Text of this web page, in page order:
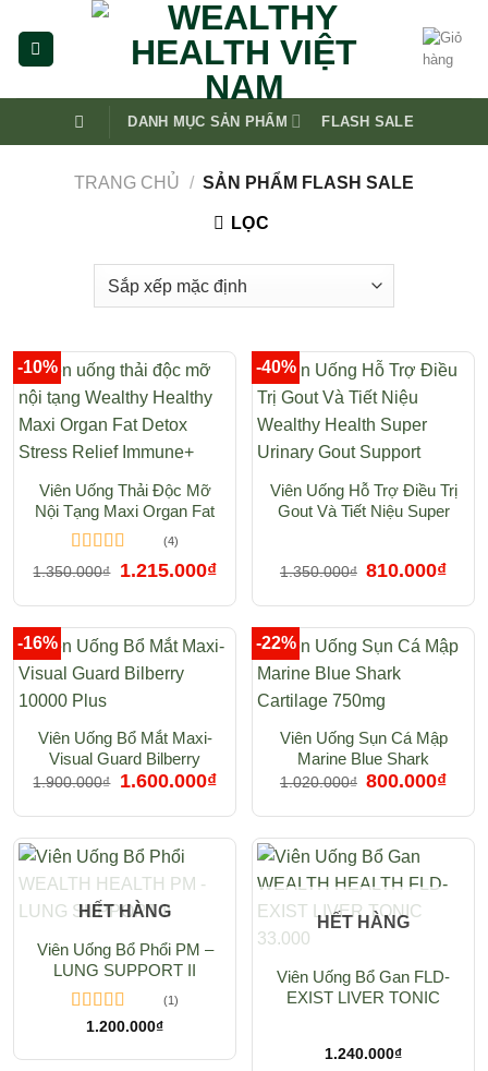
content
DANH MỤC SẢN PHẨM FLASH SALE
TRANG CHỦ / SẢN PHẨM FLASH SALE
LỌC
-10%
Viên Uống Thải Độc Mỡ
Nội Tạng Maxi Organ Fat
Detox
Được xếp
sao
(4)
1.350.000₫
Giá
gốc
1.350.000₫.
1.215.000₫Giá
hiện
là:
-40%
Viên Uống Hỗ Trợ Điều Trị
Gout Và Tiết Niệu Super
1.350.000₫
Giá
gốc
1.350.000₫.
810.000₫Giá
hiện
là:
-16%
Viên Uống Bổ Mắt Maxi-
Visual Guard Bilberry
10000 Plus – Hộp 60 Viên
1.900.000₫
Giá
gốc
1.900.000₫.
1.600.000₫Giá
là:
1.600.000₫.
-22%
Viên Uống Sụn Cá Mập
Marine Blue Shark
Cartilage 750mg
1.020.000₫
Giá
gốc
1.020.000₫.
800.000₫Giá
là:
HẾT HÀNG
Viên Uống Bổ Phổi PM –
LUNG SUPPORT II
Được xếp
sao
(1)
1.200.000₫
HẾT HÀNG
Viên Uống Bổ Gan FLD-
EXIST LIVER TONIC
1.240.000₫